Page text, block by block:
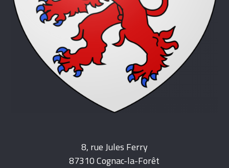
8, rue Jules Ferry
87310 Cognac-la-Forêt